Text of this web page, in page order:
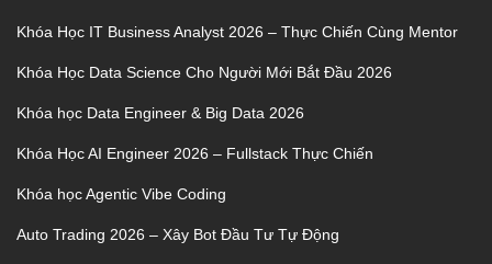
Khóa Học IT Business Analyst 2026 – Thực Chiến Cùng Mentor
Khóa Học Data Science Cho Người Mới Bắt Đầu 2026
Khóa học Data Engineer & Big Data 2026
Khóa Học AI Engineer 2026 – Fullstack Thực Chiến
Khóa học Agentic Vibe Coding
Auto Trading 2026 – Xây Bot Đầu Tư Tự Động